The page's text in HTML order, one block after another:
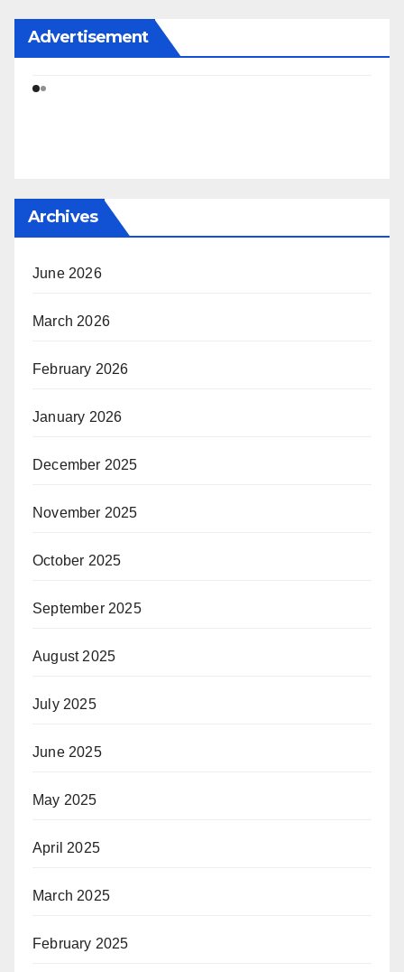
Advertisement
Archives
June 2026
March 2026
February 2026
January 2026
December 2025
November 2025
October 2025
September 2025
August 2025
July 2025
June 2025
May 2025
April 2025
March 2025
February 2025